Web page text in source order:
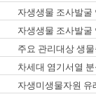
자생생물 조사발굴
자생생물 조사발굴
주요 관리대상 생
차세대 염기서열
도)
자생미생물자원 유